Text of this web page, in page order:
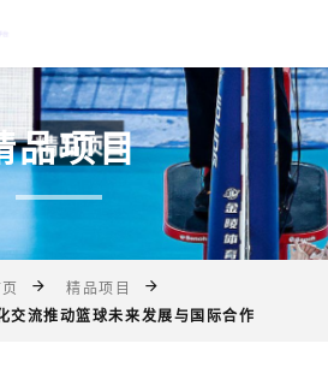
品项目
精品项目
交流推动篮球未来发展与国际合作